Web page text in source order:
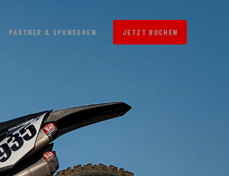
PARTNER & SPONSOREN JETZT BUCHEN